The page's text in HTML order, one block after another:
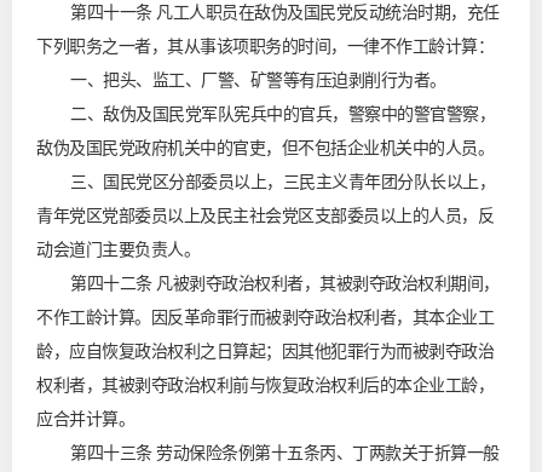
第四十一条 凡工人职员在敌伪及国民党反动统治时期，充任
下列职务之一者，其从事该项职务的时间，一律不作工龄计算：
一、把头、监工、厂警、矿警等有压迫剥削行为者。
二、敌伪及国民党军队宪兵中的官兵，警察中的警官警察，
敌伪及国民党政府机关中的官吏，但不包括企业机关中的人员。
三、国民党区分部委员以上，三民主义青年团分队长以上，
青年党区党部委员以上及民主社会党区支部委员以上的人员，反
动会道门主要负责人。
第四十二条 凡被剥夺政治权利者，其被剥夺政治权利期间，
不作工龄计算。因反革命罪行而被剥夺政治权利者，其本企业工
龄，应自恢复政治权利之日算起；因其他犯罪行为而被剥夺政治
权利者，其被剥夺政治权利前与恢复政治权利后的本企业工龄，
应合并计算。
第四十三条 劳动保险条例第十五条丙、丁两款关于折算一般